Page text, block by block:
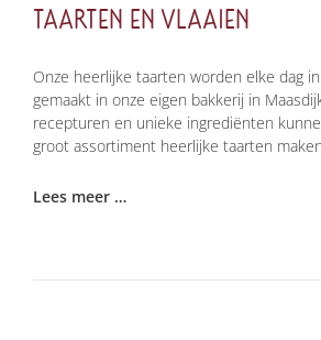
TAARTEN EN VLAAIEN
Onze heerlijke taarten worden elke dag
gemaakt in onze eigen bakkerij in
recepturen en unieke ingrediënten
groot assortiment heerlijke taarten
Lees meer …